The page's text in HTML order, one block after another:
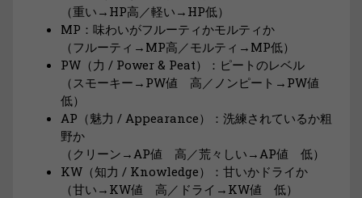
（重い→HP高／軽い→HP低）
MP：味わいがフルーティかモルティか
（フルーティ→MP高／モルティ→MP低）
PW（力 / Power & Peat）：ピートのレベル
（スモーキー→PW値 高／ノンピート→PW値
低）
AP（魅力 / Appearance）：洗練されているか粗
野か
（クリーン→AP値 高／荒々しい→AP値 低）
KW（知力 / Knowledge）：甘いかドライか
（甘い→KW値 高／ドライ→KW値 低）